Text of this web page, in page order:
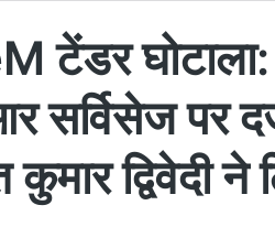
टेंडर घोटाला:
सर्विसेज पर
द्विवेदी